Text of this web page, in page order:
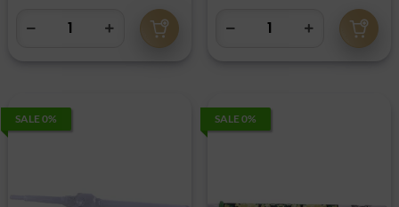
SALE 0% SALE 0%